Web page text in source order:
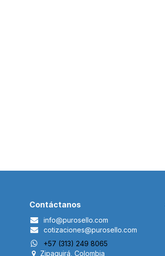
Contáctanos
i​nfo@purosello.com
cotizaciones@purosello.com
+57 (313) 249 8065
Zipaquirá, Colombia